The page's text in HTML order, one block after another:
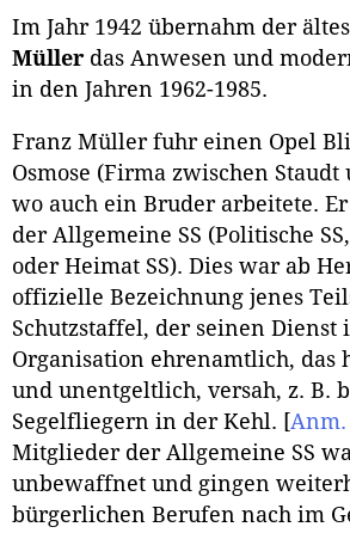
Im Jahr 1942 übernahm der
Müller das Anwesen und
in den Jahren 1962-1985.
Franz Müller fuhr einen Opel
Osmose (Firma zwischen Staudt
wo auch ein Bruder arbeitete.
der Allgemeine SS (Politische
oder Heimat SS). Dies war ab
offizielle Bezeichnung jenes
Schutzstaffel, der seinen Dienst
Organisation ehrenamtlich,
und unentgeltlich, versah, z. B.
Segelfliegern in der Kehl. [Anm.
Mitglieder der Allgemeine SS
unbewaffnet und gingen
bürgerlichen Berufen nach im